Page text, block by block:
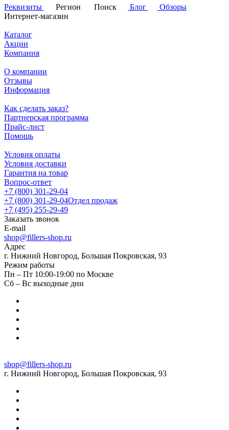
Реквизиты
Регион Поиск Блог
Обзоры
Интернет-магазин
Каталог
Акции
Компания
О компании
Отзывы
Информация
Как сделать заказ?
Партнерская программа
Прайс-лист
Помощь
Условия оплаты
Условия доставки
Гарантия на товар
Вопрос-ответ
+7 (800) 301-29-04
+7 (800) 301-29-04Отдел продаж
+7 (495) 255-29-49
Заказать звонок
E-mail
shop@fillers-shop.ru
Адрес
г. Нижний Новгород, Большая Покровская, 93
Режим работы
Пн – Пт 10:00-19:00 по Москве
Сб – Вс выходные дни
shop@fillers-shop.ru
г. Нижний Новгород, Большая Покровская, 93